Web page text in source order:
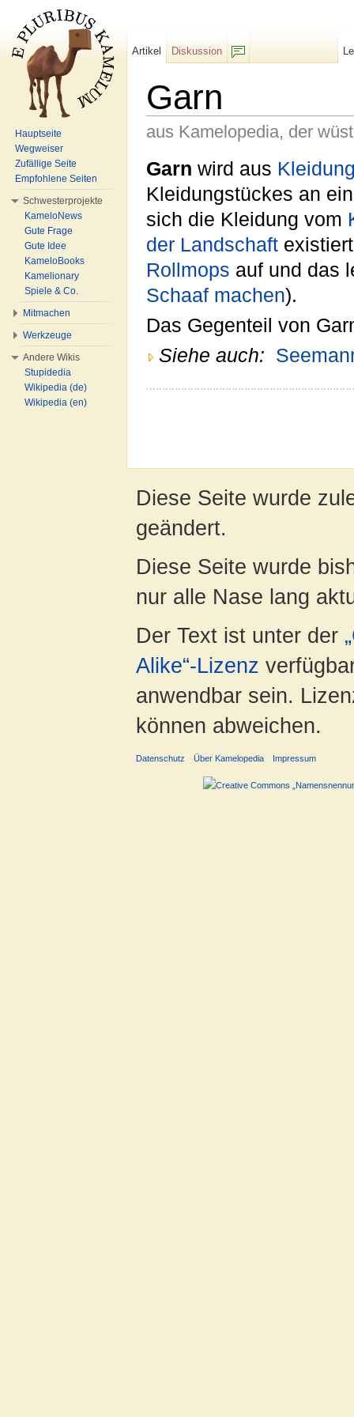
Garn
aus Kamelopedia, der
Garn wird aus
Kleidungstückes an
sich die Kleidung vom
der Landschaft
Rollmops auf und das
Schaaf machen).
Das Gegenteil von
Siehe auch:
Artikel
Diskussion
Hauptseite
Wegweiser
Zufällige Seite
Empfohlene Seiten
Schwesterprojekte
KameloNews
Gute Frage
Gute Idee
KameloBooks
Kamelionary
Spiele & Co.
Mitmachen
Werkzeuge
Andere Wikis
Stupidedia
Wikipedia (de)
Wikipedia (en)
Diese Seite wurde
geändert.
Diese Seite wurde
nur alle Nase lang
Der Text ist unter der
Alike“-Lizenz
anwendbar sein.
können abweichen.
Datenschutz Über Kamelopedia Impressum